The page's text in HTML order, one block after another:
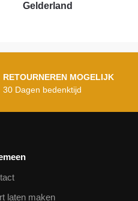
Gelderland
RETOURNEREN MOGELIJK
30 Dagen bedenktijd
laten maken